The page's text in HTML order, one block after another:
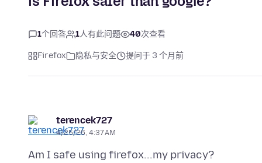
1个回答 1人有此问题 40次查看
Firefox 隐私与安全 提问于 3 个月前
terencek727
4/25/26, 4:37 AM